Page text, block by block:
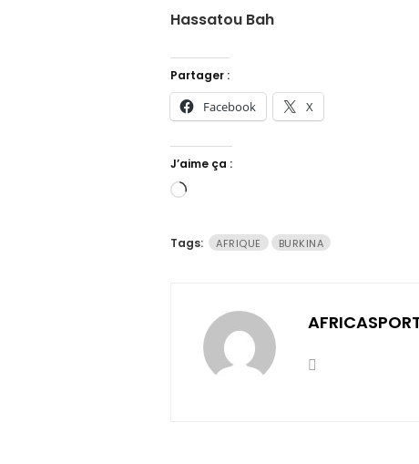
Hassatou Bah
Partager :
Facebook X
J’aime ça :
Chargement…
Tags: AFRIQUE BURKINA